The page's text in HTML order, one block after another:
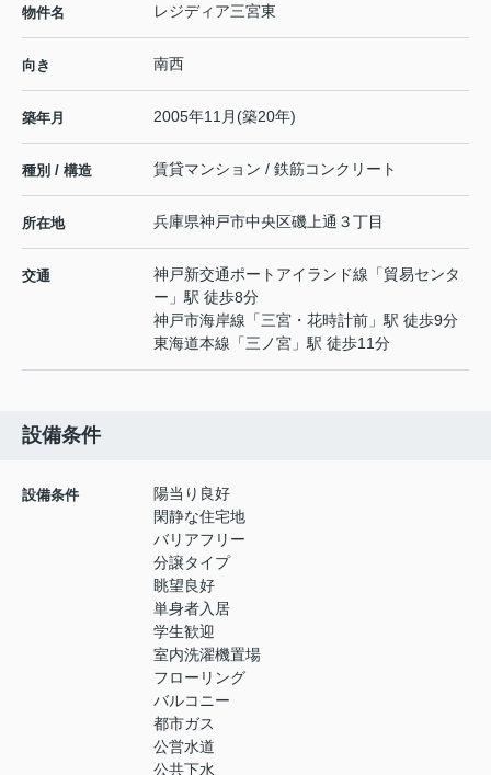
物件名 レジディア三宮東
向き 南西
築年月 2005年11月(築20年)
種別 / 構造 賃貸マンション / 鉄筋コンクリート
所在地 兵庫県神戸市中央区磯上通 ３丁目
交通 神戸新交通ポートアイランド線 「貿易センタ
ー 」駅 徒歩8分
神戸市海岸線 「三宮・花時計前 」駅 徒歩9分
東海道本線 「三ノ宮 」駅 徒歩11分
設備条件
設備条件
陽当り良好
閑静な住宅地
バリアフリー
分譲タイプ
眺望良好
単身者入居
学生歓迎
室内洗濯機置場
フローリング
バルコニー
都市ガス
公営水道
公共下水